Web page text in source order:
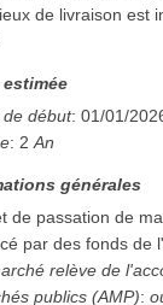
de livraison est
estimée
de début: 01/01/
: 2 An
générales
de passation de
par des fonds de
relève de
publics (AMP):